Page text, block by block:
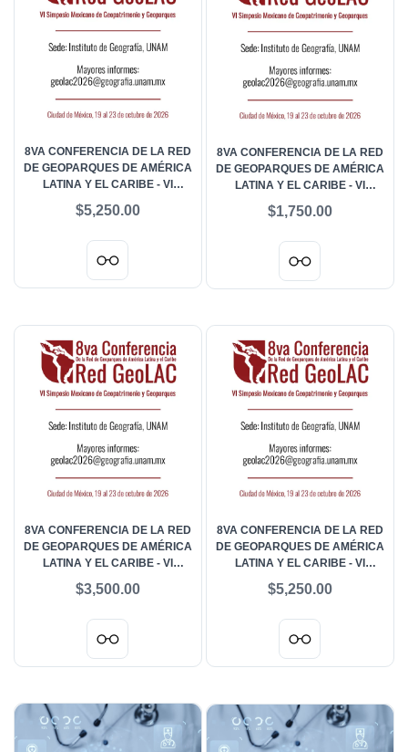
8VA CONFERENCIA DE LA RED
DE GEOPARQUES DE AMÉRICA
LATINA Y EL CARIBE - VI
GEOPATRIMONIO Y
$5,250.00
8VA CONFERENCIA DE LA RED
DE GEOPARQUES DE AMÉRICA
LATINA Y EL CARIBE - VI
GEOPATRIMONIO Y
$1,750.00
8VA CONFERENCIA DE LA RED
DE GEOPARQUES DE AMÉRICA
LATINA Y EL CARIBE - VI
GEOPATRIMONIO Y
$3,500.00
8VA CONFERENCIA DE LA RED
DE GEOPARQUES DE AMÉRICA
LATINA Y EL CARIBE - VI
GEOPATRIMONIO Y
$5,250.00